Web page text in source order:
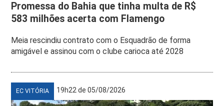
Promessa do Bahia que tinha multa de R$
583 milhões acerta com Flamengo
Meia rescindiu contrato com o Esquadrão de forma
amigável e assinou com o clube carioca até 2028
EC VITÓRIA 19h22 de 05/08/2026